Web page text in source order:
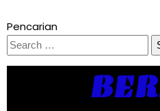
Pencarian
Search
for: